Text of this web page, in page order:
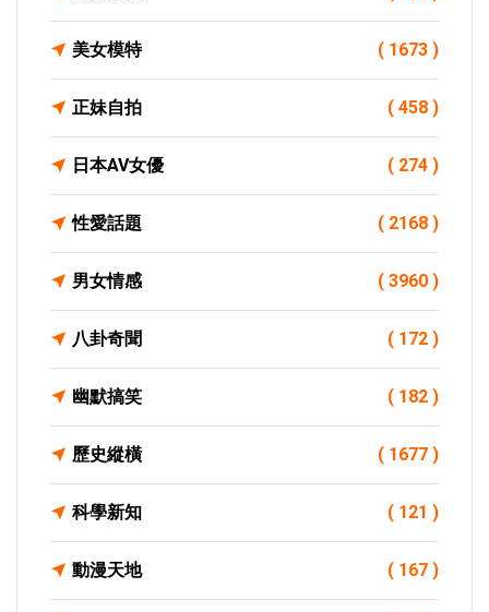
美女模特 ( 1673 )
正妹自拍 ( 458 )
日本AV女優 ( 274 )
性愛話題 ( 2168 )
男女情感 ( 3960 )
八卦奇聞 ( 172 )
幽默搞笑 ( 182 )
歷史縱橫 ( 1677 )
科學新知 ( 121 )
動漫天地 ( 167 )